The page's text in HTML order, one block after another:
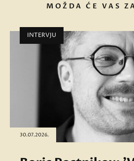
MOŽDA ĆE VAS
INTERVJU
30.07.2026.